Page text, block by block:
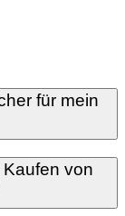
für mein
von